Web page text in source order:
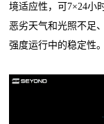
境适应性，可7×24小
恶劣天气和光照不足
强度运行中的稳定性。